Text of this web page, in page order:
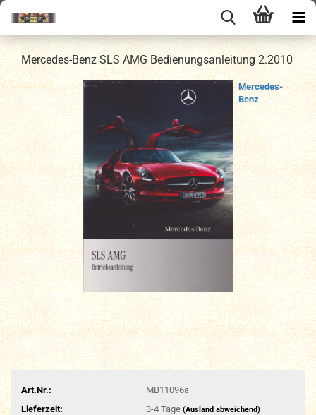
Mercedes-Benz SLS AMG Bedienungsanleitung 2.2010
Mercedes-
Benz
Art.Nr.:
MB11096a
Lieferzeit:
3-4 Tage (Ausland abweichend)